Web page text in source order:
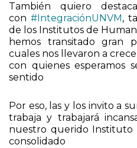
También quiero
con#IntegraciónUNVM ,
de los Institutos de
hemos transitado gran
cuales nos llevaron a
con quienes esperamos
sentido
Por eso, las y los invito a
trabaja y trabajará
nuestro querido Instituto
consolidado